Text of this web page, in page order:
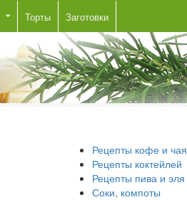
Торты Заготовки
Рецепты кофе и чая
Рецепты коктейлей
Рецепты пива и эля
Соки, компоты